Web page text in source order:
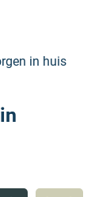
in huis